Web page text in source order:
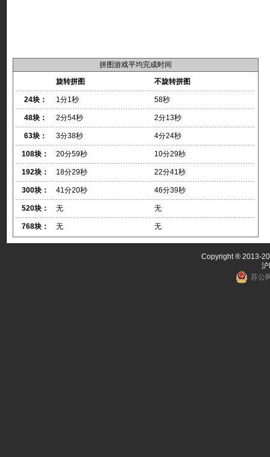
拼图游戏平均完成时间
旋转拼图
不旋转拼图
24块： 1分1秒 58秒
48块： 2分54秒 2分13秒
63块： 3分38秒 4分24秒
108块： 20分59秒 10分29秒
192块： 18分29秒 22分41秒
300块： 41分20秒 46分39秒
520块： 无 无
768块： 无 无
Copyright ® 2013-
苏公